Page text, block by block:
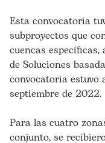
Esta convocatoria
subproyectos que
cuencas
de Soluciones
convocatoria estuvo
septiembre de 2022.
Para las cuatro
conjunto, se